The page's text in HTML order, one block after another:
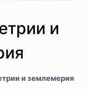
и
и землемерия